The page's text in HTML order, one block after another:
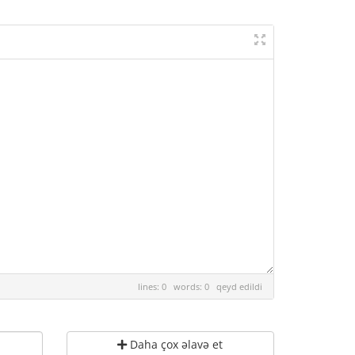
lines: 0 words: 0 qeyd edildi
Daha çox əlavə et